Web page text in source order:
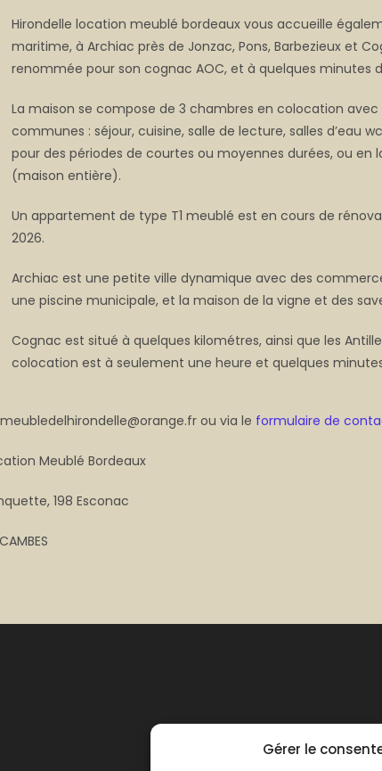
Gérer le
Hirondelle location meublé bordeaux vous accueille
maritime, à Archiac près de Jonzac, Pons, Barbezieux et
renommée pour son cognac AOC, et à quelques minutes
La maison se compose de 3 chambres en colocation avec
communes : séjour, cuisine, salle de lecture, salles d’eau
pour des périodes de courtes ou moyennes durées, ou en
(maison entière).
Un appartement de type T1 meublé est en cours de
2026.
Archiac est une petite ville dynamique avec des
une piscine municipale, et la maison de la vigne et des
Cognac est situé à quelques kilométres, ainsi que les
colocation est à seulement une heure et quelques
ou via le formulaire de
Meublé Bordeaux
198 Esconac